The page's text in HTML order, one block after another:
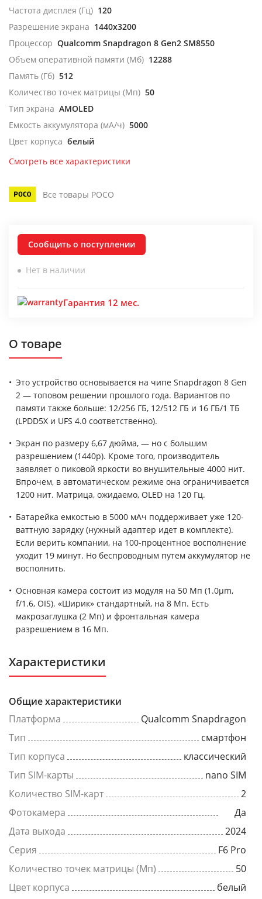
Частота дисплея (Гц) 120
Разрешение экрана 1440x3200
Процессор Qualcomm Snapdragon 8 Gen2 SM8550
Объем оперативной памяти (Мб) 12288
Память (Гб) 512
Количество точек матрицы (Мп) 50
Тип экрана AMOLED
Емкость аккумулятора (мА/ч) 5000
Цвет корпуса белый
Смотреть все характеристики
Все товары POCO
Сообщить о поступлении
Нет в наличии
Гарантия 12 мес.
О товаре
Это устройство основывается на чипе Snapdragon 8 Gen
2 — топовом решении прошлого года. Вариантов по
памяти также больше: 12/256 ГБ, 12/512 ГБ и 16 ГБ/1 ТБ
(LPDD5X и UFS 4.0 соответственно).
Экран по размеру 6,67 дюйма, — но с большим
разрешением (1440p). Кроме того, производитель
заявляет о пиковой яркости во внушительные 4000 нит.
Впрочем, в автоматическом режиме она ограничивается
1200 нит. Матрица, ожидаемо, OLED на 120 Гц.
Батарейка емкостью в 5000 мАч поддерживает уже 120-
ваттную зарядку (нужный адаптер идет в комплекте).
Если верить компании, на 100-процентное восполнение
уходит 19 минут. Но беспроводным путем аккумулятор не
восполнить.
Основная камера состоит из модуля на 50 Мп (1.0µm,
f/1.6, OIS). «Ширик» стандартный, на 8 Мп. Есть
макрозаглушка (2 Мп) и фронтальная камера
разрешением в 16 Мп.
Характеристики
Общие характеристики
Платформа
Qualcomm Snapdragon
Тип
смартфон
Тип корпуса
классический
Тип SIM-карты
nano SIM
Количество SIM-карт
2
Фотокамера
Да
Дата выхода
2024
Серия
F6 Pro
Количество точек матрицы (Мп)
50
Цвет корпуса
белый